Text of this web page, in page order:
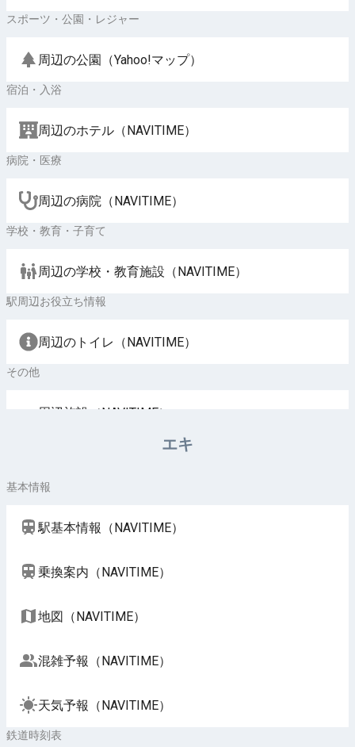
スポーツ・公園・レジャー
周辺の公園（Yahoo!マップ）
宿泊・入浴
周辺のホテル（NAVITIME）
病院・医療
周辺の病院（NAVITIME）
学校・教育・子育て
周辺の学校・教育施設（NAVITIME）
駅周辺お役立ち情報
周辺のトイレ（NAVITIME）
その他
周辺施設（NAVITIME）
エキ
基本情報
駅基本情報（NAVITIME）
乗換案内（NAVITIME）
地図（NAVITIME）
混雑予報（NAVITIME）
天気予報（NAVITIME）
鉄道時刻表